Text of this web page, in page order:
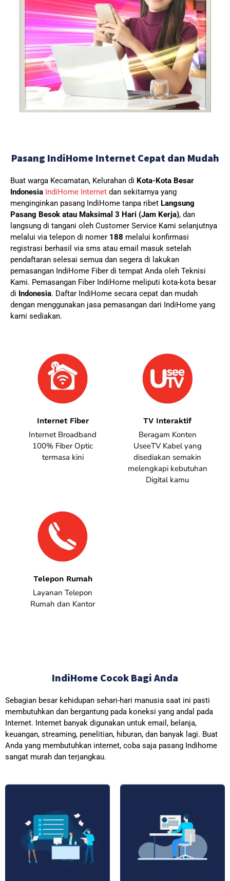
Pasang IndiHome Internet Cepat dan Mudah
Buat warga Kecamatan, Kelurahan di Kota-Kota Besar
Indonesia IndiHome Internet dan sekitarnya yang
menginginkan pasang IndiHome tanpa ribet Langsung
Pasang Besok atau Maksimal 3 Hari (Jam Kerja), dan
langsung di tangani oleh Customer Service Kami selanjutnya
melalui via telepon di nomer 188 melalui konfirmasi
registrasi berhasil via sms atau email masuk setelah
pendaftaran selesai semua dan segera di lakukan
pemasangan IndiHome Fiber di tempat Anda oleh Teknisi
Kami. Pemasangan Fiber IndiHome meliputi kota-kota besar
di Indonesia. Daftar IndiHome secara cepat dan mudah
dengan menggunakan jasa pemasangan dari IndiHome yang
kami sediakan.
Internet Fiber
Internet Broadband
100% Fiber Optic
termasa kini
TV Interaktif
Beragam Konten
UseeTV Kabel yang
disediakan semakin
melengkapi kebutuhan
Digital kamu
Telepon Rumah
Layanan Telepon
Rumah dan Kantor
IndiHome Cocok Bagi Anda
Sebagian besar kehidupan sehari-hari manusia saat ini pasti
membutuhkan dan bergantung pada koneksi yang andal pada
Internet. Internet banyak digunakan untuk email, belanja,
keuangan, streaming, penelitian, hiburan, dan banyak lagi. Buat
Anda yang membutuhkan internet, coba saja pasang Indihome
sangat murah dan terjangkau.